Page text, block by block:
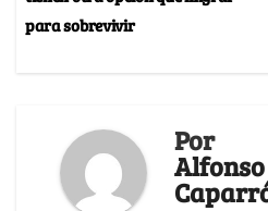
para sobrevivir
Por